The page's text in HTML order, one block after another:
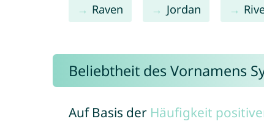
Raven Jordan
Beliebtheit des Vornamens
Auf Basis der Häufigkeit